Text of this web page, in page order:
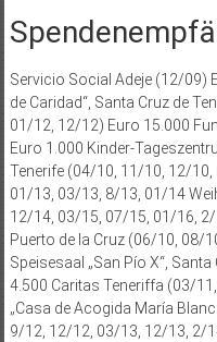
Servicio Social Adeje (12/09)
de Caridad“, Santa Cruz de
01/12, 12/12) Euro 15.000
Euro 1.000 Kinder-
Tenerife (04/10, 11/10, 12/
01/13, 03/13, 8/13, 01/14
12/14, 03/15, 07/15, 01/16,
Puerto de la Cruz (06/10, 08/
Speisesaal „San Pío X“,
4.500 Caritas Teneriffa (03/
„Casa de Acogida María
9/12, 12/12, 03/13, 12/13, 2/